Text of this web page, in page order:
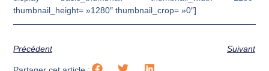
thumbnail_height= »1280″ thumbnail_crop= »0″]
Précédent Suivant